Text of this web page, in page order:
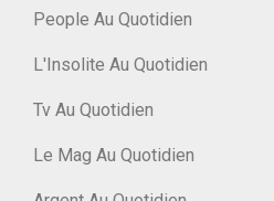
People Au Quotidien
L'Insolite Au Quotidien
Tv Au Quotidien
Le Mag Au Quotidien